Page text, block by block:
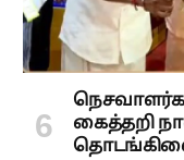
கைத்தறி